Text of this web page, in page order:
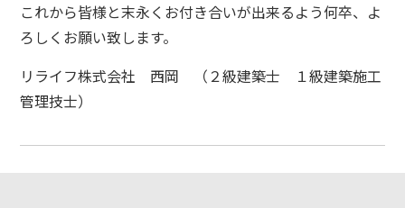
これから皆様と末永くお付き合いが出来るよう何卒、よ
ろしくお願い致します。
リライフ株式会社 西岡 （２級建築士 １級建築施工
管理技士）